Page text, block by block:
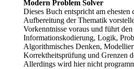
Modern Problem Solver
Dieses Buch entspricht am
Aufbereitung der Thematik
Vorkenntnisse voraus und führt
Informationskodierung, Logik,
Algorithmisches Denken,
Korrektheitsprüfung und Grenzen
Allerdings wird hier nicht